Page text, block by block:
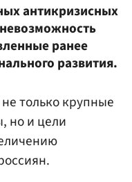
антикризисных
ранее
развития.
только крупные
но и цели